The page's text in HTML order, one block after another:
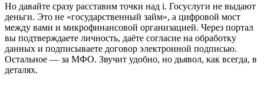
Но давайте сразу расставим точки над i. Госуслуги не выдают
деньги. Это не «государственный займ», а цифровой мост
между вами и микрофинансовой организацией. Через портал
вы подтверждаете личность, даёте согласие на обработку
данных и подписываете договор электронной подписью.
Остальное — за МФО. Звучит удобно, но дьявол, как всегда, в
деталях.